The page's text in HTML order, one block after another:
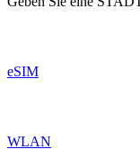
eSIM
WLAN